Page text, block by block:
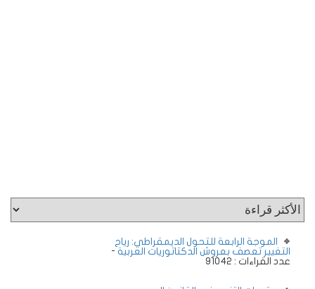
الموجة الرابعة للتحول الديمقراطي: رياح
التغيير تعصف بعروش الدكتاتوريات العربية -
عدد القراءات : 91042